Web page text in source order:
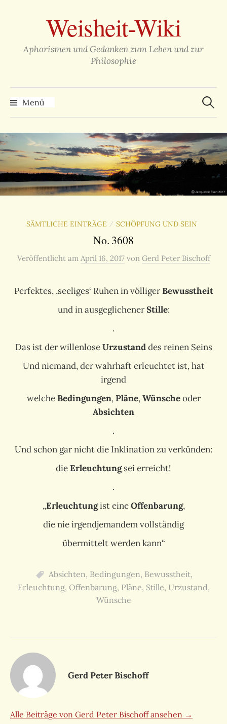
überspringenWeisheit-Wiki
Aphorismen und Gedanken zum Leben und zur
Philosophie
Menü
Suchen
nach:
SÄMTLICHE EINTRÄGE / SCHÖPFUNG UND SEIN
No. 3608
Veröffentlicht am April 16, 2017 von Gerd Peter Bischoff
Perfektes, ‚seeliges‘ Ruhen in völligerBewusstheit
und in ausgeglichenerStille:
.
Das ist der willenloseUrzustanddes reinen Seins
Und niemand, der wahrhaft erleuchtet ist, hat
irgend
welcheBedingungen,Pläne,Wünscheoder
Absichten
.
Und schon gar nicht die Inklination zu verkünden:
dieErleuchtungsei erreicht!
.
„Erleuchtungist eineOffenbarung,
die nie irgendjemandem vollständig
übermittelt werden kann“
Absichten, Bedingungen, Bewusstheit,
Erleuchtung, Offenbarung, Pläne, Stille, Urzustand,
Wünsche
Gerd Peter Bischoff
Alle Beiträge von Gerd Peter Bischoff ansehen →